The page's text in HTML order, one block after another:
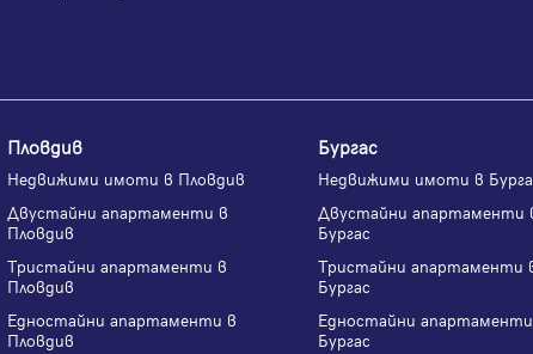
Пловдив
Недвижими имоти в Пловдив
Двустайни апартаменти в
Пловдив
Тристайни апартаменти в
Пловдив
Едностайни апартаменти в
Пловдив
Бургас
Недвижими имоти в
Двустайни апартаменти
Бургас
Тристайни апартаменти
Бургас
Едностайни
Бургас